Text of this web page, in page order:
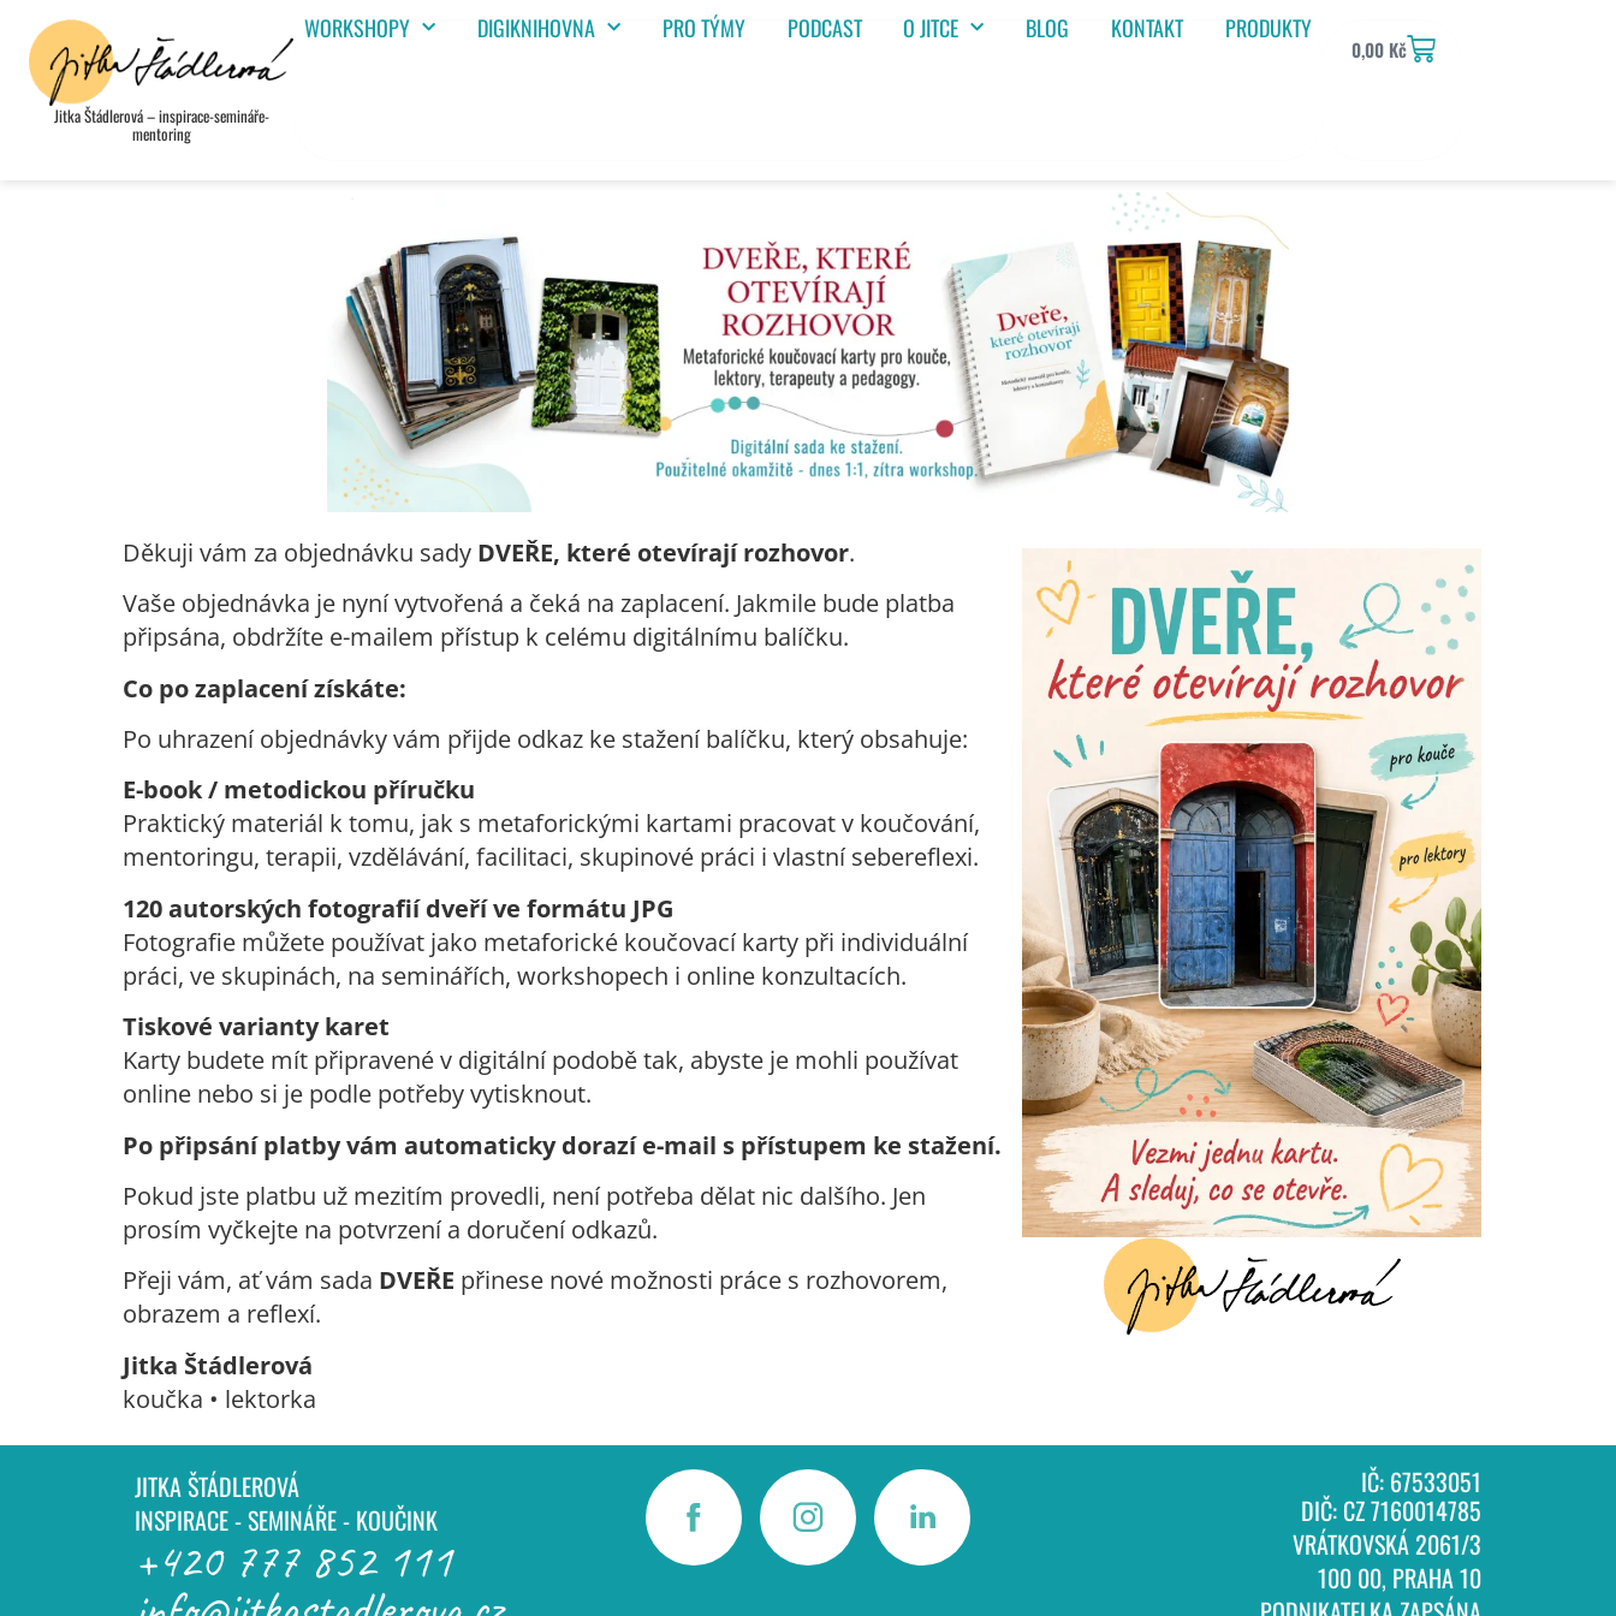
Jitka Štádlerová – inspirace-semináře-
mentoring
WORKSHOPY DIGIKNIHOVNA PRO TÝMY PODCAST O JITCE BLOG KONTAKT PRODUKTY
0,00 Kč
Děkuji vám za objednávku sady DVEŘE, které otevírají rozhovor.
Vaše objednávka je nyní vytvořená a čeká na zaplacení. Jakmile bude platba
připsána, obdržíte e-mailem přístup k celému digitálnímu balíčku.
Co po zaplacení získáte:
Po uhrazení objednávky vám přijde odkaz ke stažení balíčku, který obsahuje:
E-book / metodickou příručku
Praktický materiál k tomu, jak s metaforickými kartami pracovat v koučování,
mentoringu, terapii, vzdělávání, facilitaci, skupinové práci i vlastní sebereflexi.
120 autorských fotografií dveří ve formátu JPG
Fotografie můžete používat jako metaforické koučovací karty při individuální
práci, ve skupinách, na seminářích, workshopech i online konzultacích.
Tiskové varianty karet
Karty budete mít připravené v digitální podobě tak, abyste je mohli používat
online nebo si je podle potřeby vytisknout.
Po připsání platby vám automaticky dorazí e-mail s přístupem ke stažení.
Pokud jste platbu už mezitím provedli, není potřeba dělat nic dalšího. Jen
prosím vyčkejte na potvrzení a doručení odkazů.
Přeji vám, ať vám sada DVEŘE přinese nové možnosti práce s rozhovorem,
obrazem a reflexí.
Jitka Štádlerová
koučka • lektorka
JITKA ŠTÁDLEROVÁ
INSPIRACE - SEMINÁŘE - KOUČINK
+420 777 852 111
IČ: 67533051
DIČ: CZ 7160014785
VRÁTKOVSKÁ 2061/3
100 00, PRAHA 10